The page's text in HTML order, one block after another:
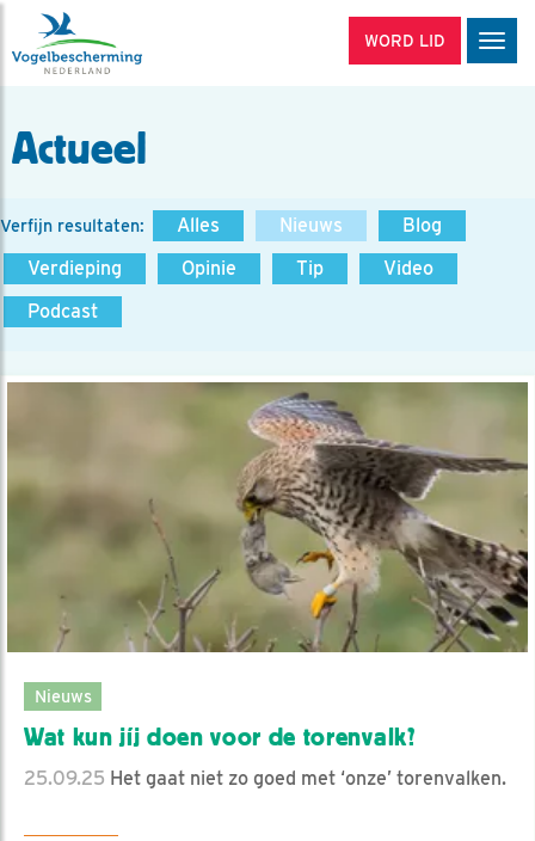
WORD LID
Actueel
Verfijn resultaten: Alles Nieuws
Blog
Verdieping
Opinie Tip
Video
Podcast
Nieuws
Wat kun jíj doen voor de torenvalk?
25.09.25 Het gaat niet zo goed met ‘onze’ torenvalken.